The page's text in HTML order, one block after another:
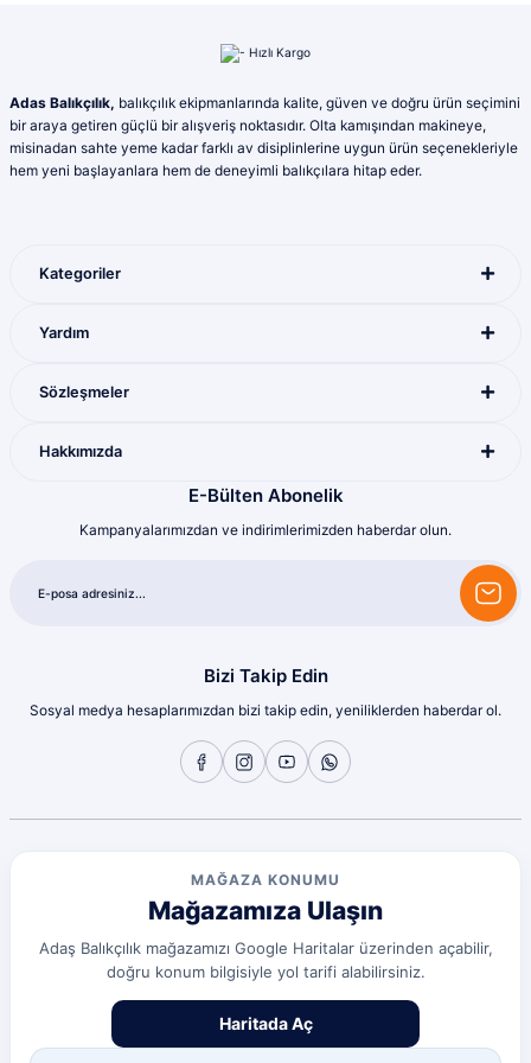
Ürün açıklamasında eksik bilgiler bulunuyor.
Ürün fiyatı diğer sitelerden daha pahalı.
Bu ürüne benzer farklı alternatifler olmalı.
ederim
Yunis Dura | 31/07/2026
Sorunsuz
olcay tunçeli | 10/07/2026
Deneyimini Paylaş Diğer yorumları göster
Adas Balıkçılık, balıkçılık ekipmanlarında kalite, güven ve doğru ürün seçimini
bir araya getiren güçlü bir alışveriş noktasıdır. Olta kamışından makineye,
misinadan sahte yeme kadar farklı av disiplinlerine uygun ürün seçenekleriyle
hem yeni başlayanlara hem de deneyimli balıkçılara hitap eder.
Kategoriler
Yardım
Sözleşmeler
Hakkımızda
E-Bülten Abonelik
Kampanyalarımızdan ve indirimlerimizden haberdar olun.
Bizi Takip Edin
Sosyal medya hesaplarımızdan bizi takip edin, yeniliklerden haberdar ol.
MAĞAZA KONUMU
Mağazamıza Ulaşın
Adaş Balıkçılık mağazamızı Google Haritalar üzerinden açabilir,
doğru konum bilgisiyle yol tarifi alabilirsiniz.
Haritada Aç